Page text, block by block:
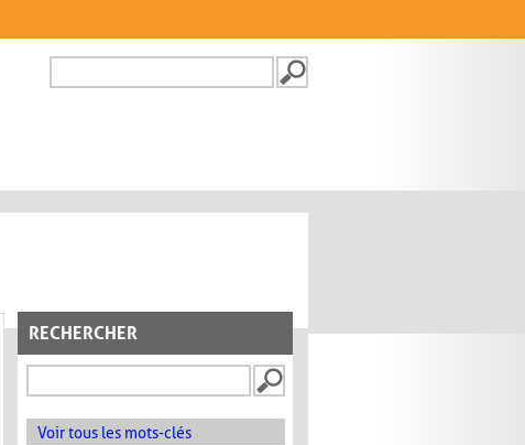
FORMULAIRE DE
RECHERCHER
Voir tous les mots-clés